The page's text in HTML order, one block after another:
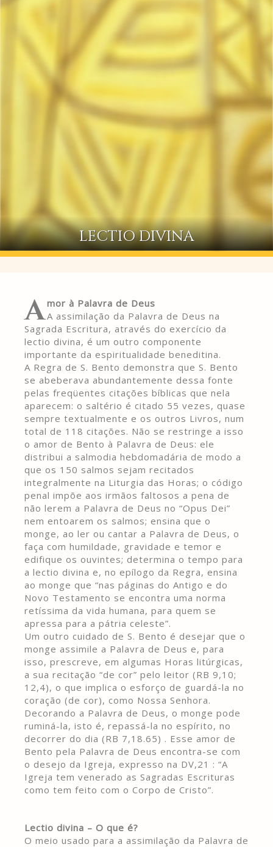
LECTIO DIVINA
Amor à Palavra de Deus
A assimilação da Palavra de Deus na
Sagrada Escritura, através do exercício da
lectio divina, é um outro componente
importante da espiritualidade beneditina.
A Regra de S. Bento demonstra que S. Bento
se abeberava abundantemente dessa fonte
pelas freqüentes citações bíblicas que nela
aparecem: o saltério é citado 55 vezes, quase
sempre textualmente e os outros Livros, num
total de 118 citações. Não se restringe a isso
o amor de Bento à Palavra de Deus: ele
distribui a salmodia hebdomadária de modo a
que os 150 salmos sejam recitados
integralmente na Liturgia das Horas; o código
penal impõe aos irmãos faltosos a pena de
não lerem a Palavra de Deus no “Opus Dei”
nem entoarem os salmos; ensina que o
monge, ao ler ou cantar a Palavra de Deus, o
faça com humildade, gravidade e temor e
edifique os ouvintes; determina o tempo para
a lectio divina e, no epílogo da Regra, ensina
ao monge que “nas páginas do Antigo e do
Novo Testamento se encontra uma norma
retíssima da vida humana, para quem se
apressa para a pátria celeste”.
Um outro cuidado de S. Bento é desejar que o
monge assimile a Palavra de Deus e, para
isso, prescreve, em algumas Horas litúrgicas,
a sua recitação “de cor” pelo leitor (RB 9,10;
12,4), o que implica o esforço de guardá-la no
coração (de cor), como Nossa Senhora.
Decorando a Palavra de Deus, o monge pode
ruminá-la, isto é, repassá-la no espírito, no
decorrer do dia (RB 7,18.65) . Esse amor de
Bento pela Palavra de Deus encontra-se com
o desejo da Igreja, expresso na DV,21 : “A
Igreja tem venerado as Sagradas Escrituras
como tem feito com o Corpo de Cristo”.
Lectio divina – O que é?
O meio usado para a assimilação da Palavra de